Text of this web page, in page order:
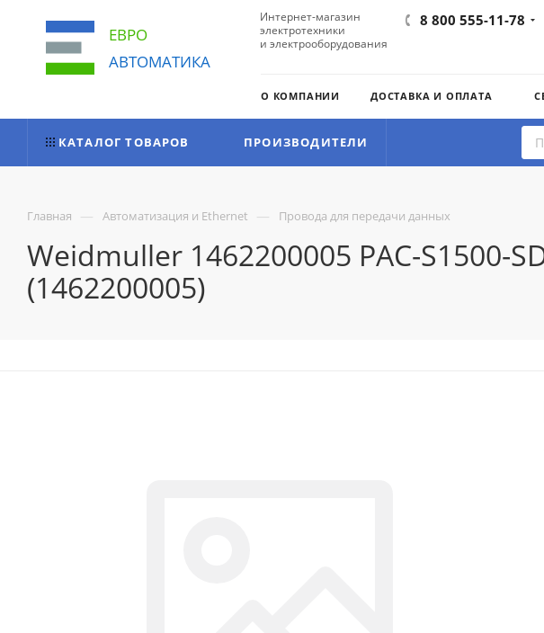
ЕВРО
АВТОМАТИКА
Интернет-магазин
электротехники
и электрооборудования
8 800 555-11-78
О КОМПАНИИ ДОСТАВКА И ОПЛАТА
КАТАЛОГ ТОВАРОВ ПРОИЗВОДИТЕЛИ
Главная — Автоматизация и Ethernet — Провода для передачи данных
Weidmuller 1462200005 PAC-S1500-
(1462200005)